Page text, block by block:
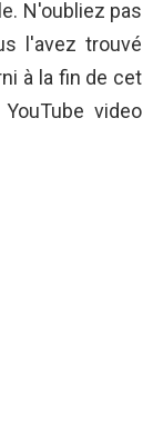
N'oubliez pas
l'avez trouvé
à la fin de cet
video